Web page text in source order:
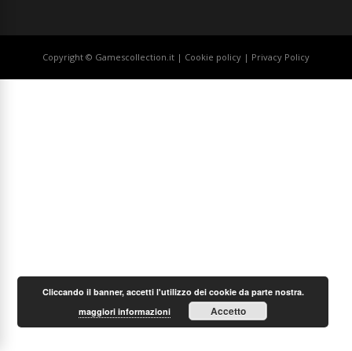
Copyright © Gamescollection.it | Cookie policy | Privacy Policy
Cliccando il banner, accetti l'utilizzo dei cookie da parte nostra.
maggiori informazioni
Accetto